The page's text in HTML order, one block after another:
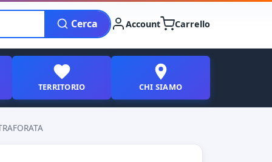
Cerca Account Carrello
TERRITORIO CHI SIAMO